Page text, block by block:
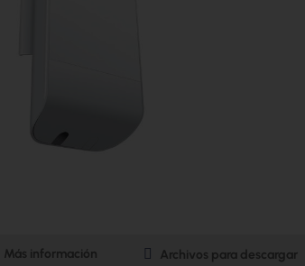
Más información Archivos para descargar